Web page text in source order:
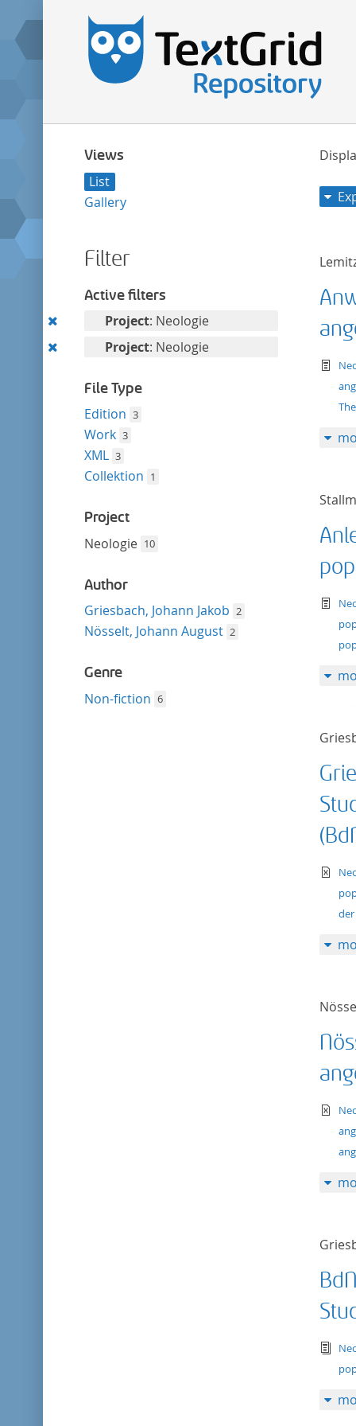
Views
List
Gallery
Filter
Active filters
RemoveProject: Neologie
Remove
filter
Project: Neologie
File Type
Edition 3
Work 3
XML 3
Collektion 1
Project
Neologie 10
Author
Griesbach, Johann Jakob 2
Nösselt, Johann August 2
Genre
Non-fiction 6